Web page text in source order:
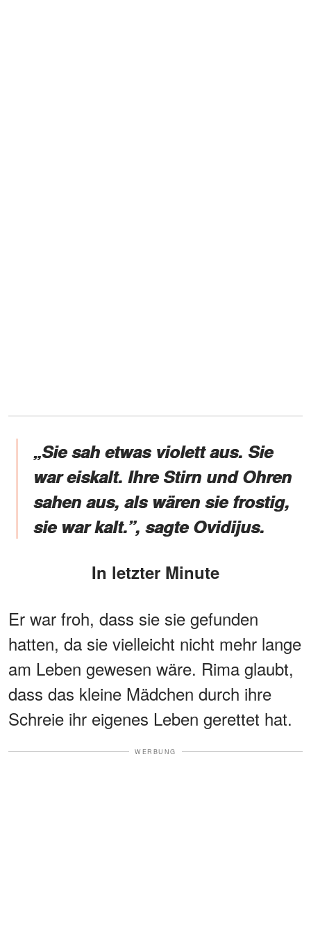
„Sie sah etwas violett aus. Sie
war eiskalt. Ihre Stirn und Ohren
sahen aus, als wären sie frostig,
sie war kalt.”, sagte Ovidijus.
In letzter Minute
Er war froh, dass sie sie gefunden
hatten, da sie vielleicht nicht mehr lange
am Leben gewesen wäre. Rima glaubt,
dass das kleine Mädchen durch ihre
Schreie ihr eigenes Leben gerettet hat.
WERBUNG